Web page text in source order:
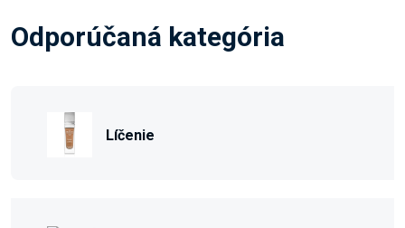
Odporúčaná kategória
Líčenie